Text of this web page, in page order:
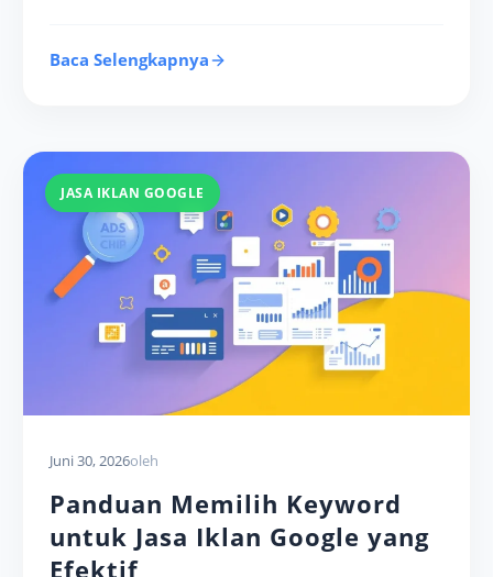
Baca Selengkapnya
JASA IKLAN GOOGLE
Juni 30, 2026oleh
Panduan Memilih Keyword
untuk Jasa Iklan Google yang
Efektif